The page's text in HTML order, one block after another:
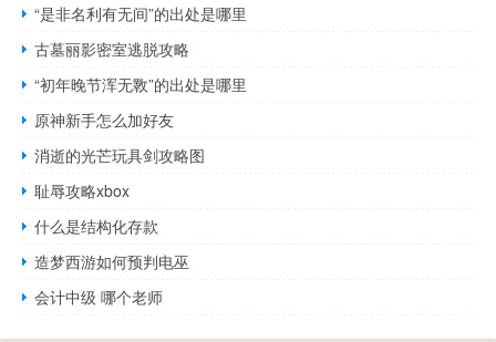
“是非名利有无间”的出处是哪里
古墓丽影密室逃脱攻略
“初年晚节浑无斁”的出处是哪里
原神新手怎么加好友
消逝的光芒玩具剑攻略图
耻辱攻略xbox
什么是结构化存款
造梦西游如何预判电巫
会计中级 哪个老师